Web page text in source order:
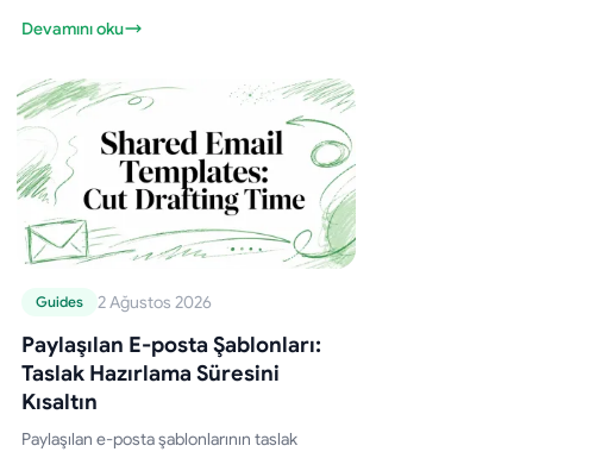
Devamını oku
Guides 2 Ağustos 2026
Paylaşılan E-posta Şablonları:
Taslak Hazırlama Süresini
Kısaltın
Paylaşılan e-posta şablonlarının taslak